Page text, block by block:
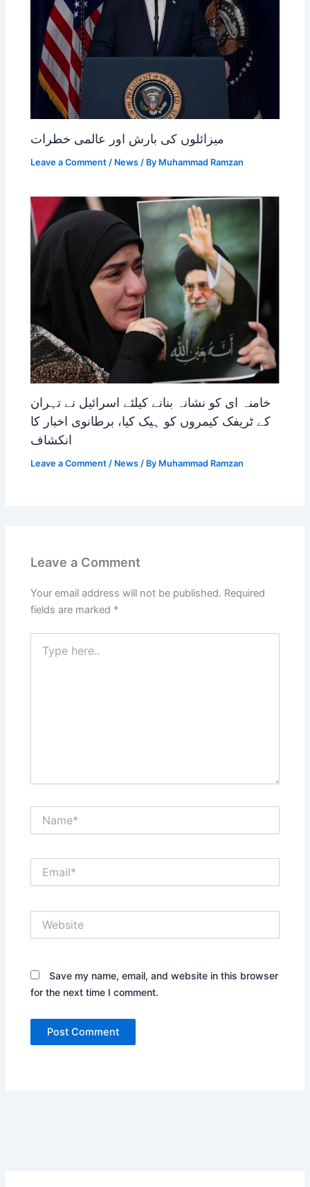
میزائلوں کی بارش اور عالمی خطرات
Leave a Comment / News / By Muhammad Ramzan
خامنہ ای کو نشانہ بنانے کیلئے اسرائیل نے تہران
کے ٹریفک کیمروں کو ہیک کیا، برطانوی اخبار کا
انکشاف
Leave a Comment / News / By Muhammad Ramzan
Leave a Comment
Your email address will not be published. Required
fields are marked *
here..
Save my name, email, and website in this browser
for the next time I comment.